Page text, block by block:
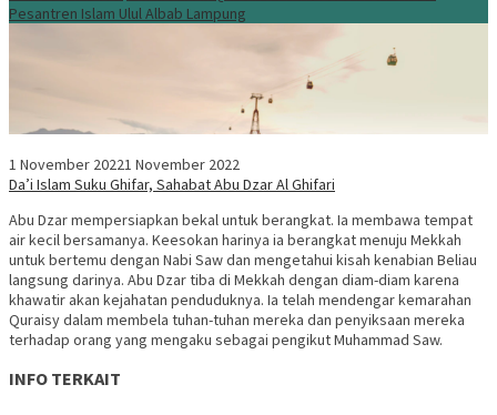
Pesantren Islam Ulul Albab Lampung
1 November 20221 November 2022
Da’i Islam Suku Ghifar, Sahabat Abu Dzar Al Ghifari
Abu Dzar mempersiapkan bekal untuk berangkat. Ia membawa tempat
air kecil bersamanya. Keesokan harinya ia berangkat menuju Mekkah
untuk bertemu dengan Nabi Saw dan mengetahui kisah kenabian Beliau
langsung darinya. Abu Dzar tiba di Mekkah dengan diam-diam karena
khawatir akan kejahatan penduduknya. Ia telah mendengar kemarahan
Quraisy dalam membela tuhan-tuhan mereka dan penyiksaan mereka
terhadap orang yang mengaku sebagai pengikut Muhammad Saw.
INFO TERKAIT